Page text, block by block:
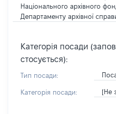
Національного архівного
Департаменту архівної
Категорія посади
стосується):
Тип посади:
Категорія посади: [Не